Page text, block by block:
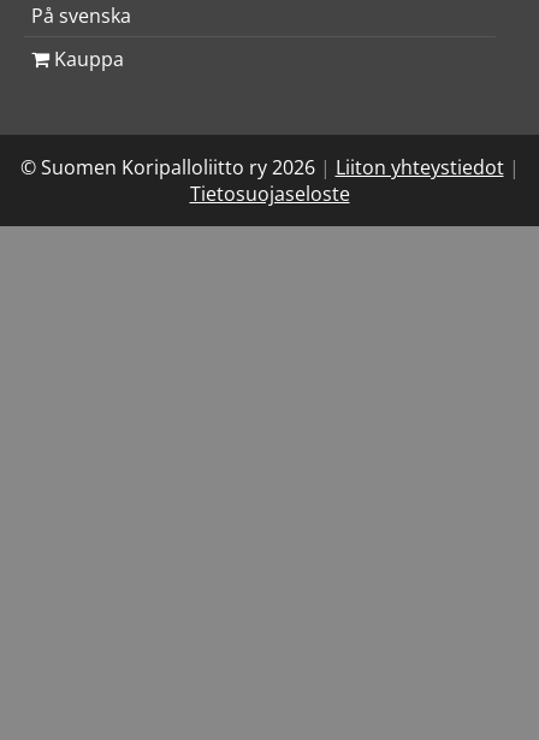
På svenska
Kauppa
© Suomen Koripalloliitto ry 2026 | Liiton yhteystiedot |
Tietosuojaseloste